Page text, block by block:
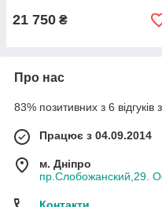
21 750 ₴
Про нас
83% позитивних з 6 відгуків
Працює з 04.09.2014
м. Дніпро
пр.Слобожанский,29.